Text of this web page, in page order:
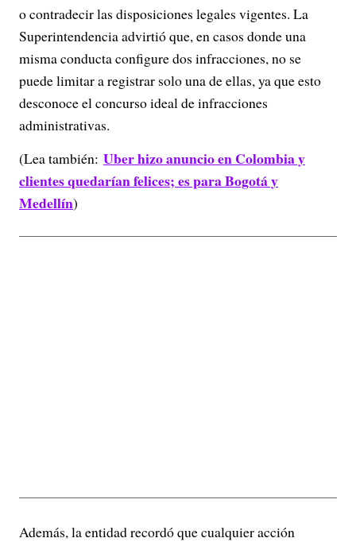
o contradecir las disposiciones legales vigentes. La
Superintendencia advirtió que, en casos donde una
misma conducta configure dos infracciones, no se
puede limitar a registrar solo una de ellas, ya que esto
desconoce el concurso ideal de infracciones
administrativas.
(Lea también: Uber hizo anuncio en Colombia y
clientes quedarían felices; es para Bogotá y
Medellín)
Además, la entidad recordó que cualquier acción